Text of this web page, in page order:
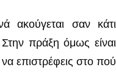
ακούγεται σαν κάτι
πράξη όμως είναι
επιστρέφεις στο πού